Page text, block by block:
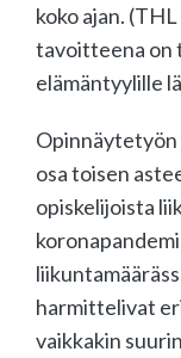
koko ajan.
tavoitteena on
elämäntyylille
osa toisen
opiskelijoista
harmittelivat
vaikkakin